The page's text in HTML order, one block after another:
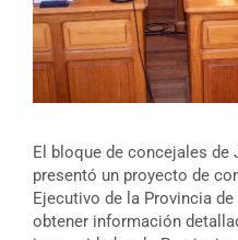
El bloque de concejales de
presentó un proyecto de
Ejecutivo de la Provincia
obtener información